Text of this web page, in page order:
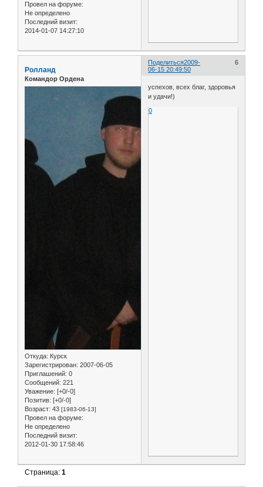
Провел на форуме:
Не определено
Последний визит:
2014-01-07 14:27:10
Поделиться 6
2009-
06-15 20:49:50
Ролланд
Командор Ордена
Откуда: Курск
Зарегистрирован: 2007-06-05
Приглашений: 0
Сообщений: 221
Уважение: [+0/-0]
Позитив: [+0/-0]
Возраст: 43 [1983-06-13]
Провел на форуме:
Не определено
Последний визит:
2012-01-30 17:58:46
успехов, всех благ, здоровья
и удачи!)
0
Страница:1